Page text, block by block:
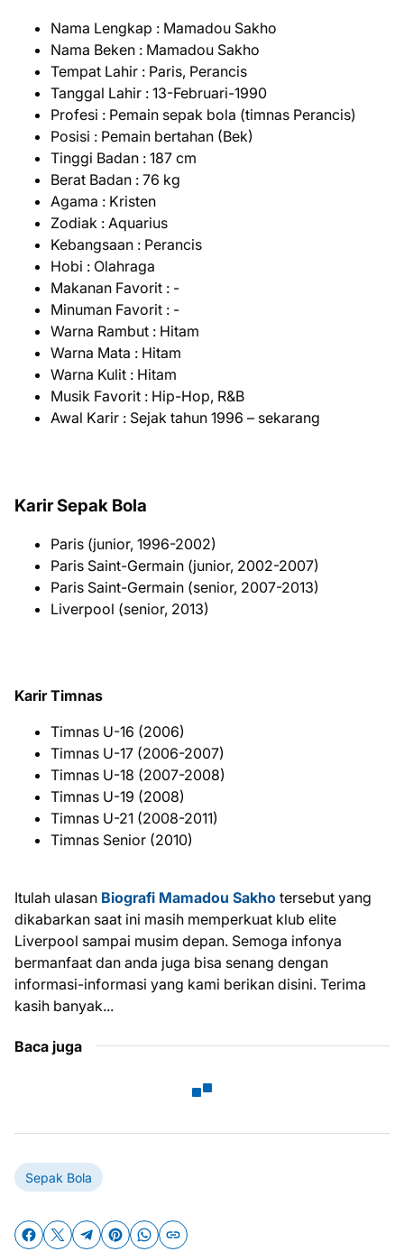
Nama Lengkap : Mamadou Sakho
Nama Beken : Mamadou Sakho
Tempat Lahir : Paris, Perancis
Tanggal Lahir : 13-Februari-1990
Profesi : Pemain sepak bola (timnas Perancis)
Posisi : Pemain bertahan (Bek)
Tinggi Badan : 187 cm
Berat Badan : 76 kg
Agama : Kristen
Zodiak : Aquarius
Kebangsaan : Perancis
Hobi : Olahraga
Makanan Favorit : -
Minuman Favorit : -
Warna Rambut : Hitam
Warna Mata : Hitam
Warna Kulit : Hitam
Musik Favorit : Hip-Hop, R&B
Awal Karir : Sejak tahun 1996 – sekarang
Karir Sepak Bola
Paris (junior, 1996-2002)
Paris Saint-Germain (junior, 2002-2007)
Paris Saint-Germain (senior, 2007-2013)
Liverpool (senior, 2013)
Karir Timnas
Timnas U-16 (2006)
Timnas U-17 (2006-2007)
Timnas U-18 (2007-2008)
Timnas U-19 (2008)
Timnas U-21 (2008-2011)
Timnas Senior (2010)
Itulah ulasan Biografi Mamadou Sakho tersebut yang
dikabarkan saat ini masih memperkuat klub elite
Liverpool sampai musim depan. Semoga infonya
bermanfaat dan anda juga bisa senang dengan
informasi-informasi yang kami berikan disini. Terima
kasih banyak...
Baca juga
Sepak Bola